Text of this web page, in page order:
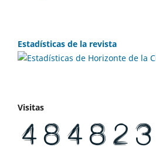
Estadísticas de la revista
Visitas